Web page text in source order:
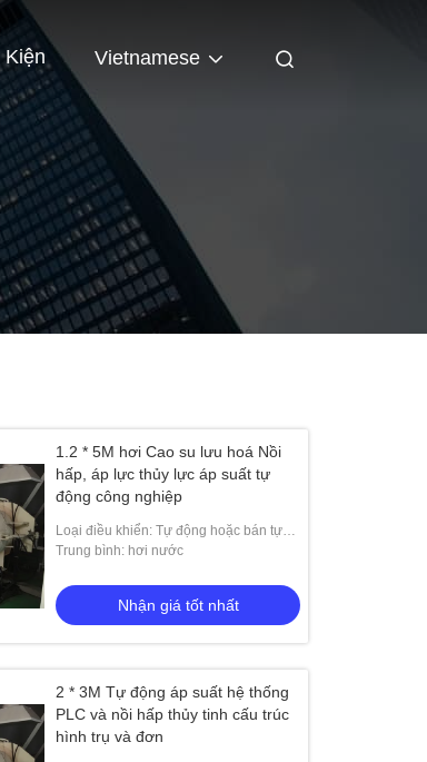
Vietnamese
1.2 * 5M hơi Cao su lưu hoá Nồi
hấp, áp lực thủy lực áp suất tự
động công nghiệp
Loại điều khiển: Tự động hoặc bán tự
động
Trung bình: hơi nước
Nhận giá tốt nhất
2 * 3M Tự động áp suất hệ thống
PLC và nồi hấp thủy tinh cấu trúc
hình trụ và đơn